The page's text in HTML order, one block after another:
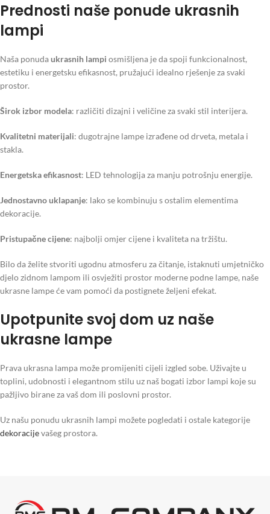
Prednosti naše ponude ukrasnih
lampi
Naša ponudaukrasnih lampi osmišljena je da spoji funkcionalnost,
estetiku i energetsku efikasnost, pružajući idealno rješenje za svaki
prostor.
Širok izbor modela: različiti dizajni i veličine za svaki stil interijera.
Kvalitetni materijali: dugotrajne lampe izrađene od drveta, metala i
stakla.
Energetska efikasnost: LED tehnologija za manju potrošnju energije.
Jednostavno uklapanje: lako se kombinuju s ostalim elementima
dekoracije.
Pristupačne cijene: najbolji omjer cijene i kvaliteta na tržištu.
Bilo da želite stvoriti ugodnu atmosferu za čitanje, istaknuti umjetničko
djelo zidnom lampom ili osvježiti prostor moderne podne lampe, naše
ukrasne lampe će vam pomoći da postignete željeni efekat.
Upotpunite svoj dom uz naše
ukrasne lampe
Prava ukrasna lampa može promijeniti cijeli izgled sobe. Uživajte u
toplini, udobnosti i elegantnom stilu uz naš bogati izbor lampi koje su
pažljivo birane za vaš dom ili poslovni prostor.
Uz našu ponudu ukrasnih lampi možete pogledati i ostale kategorije
dekoracijevašeg prostora.